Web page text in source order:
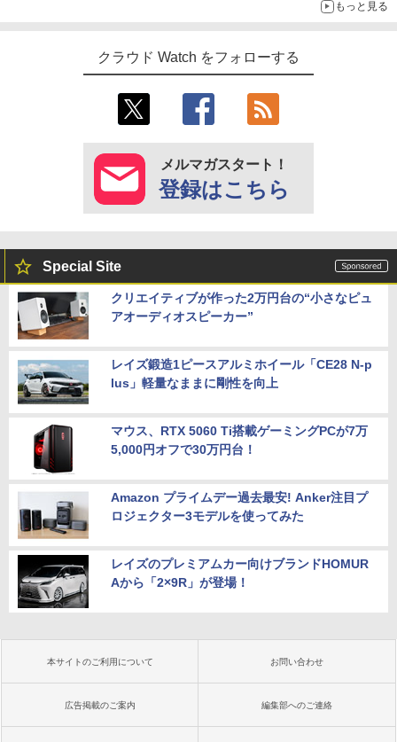
もっと見る
クラウド Watch をフォローする
メルマガスタート！
登録はこちら
Special Site
クリエイティブが作った2万円台の“小さなピュ
アオーディオスピーカー”
レイズ鍛造1ピースアルミホイール「CE28 N-p
lus」軽量なままに剛性を向上
マウス、RTX 5060 Ti搭載ゲーミングPCが7万
5,000円オフで30万円台！
Amazon プライムデー過去最安! Anker注目プ
ロジェクター3モデルを使ってみた
レイズのプレミアムカー向けブランドHOMUR
Aから「2×9R」が登場！
本サイトのご利用について お問い合わせ
広告掲載のご案内 編集部へのご連絡